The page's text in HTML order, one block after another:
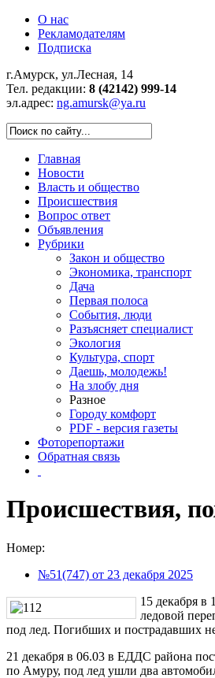
О нас
Рекламодателям
Подписка
г.Амурск, ул.Лесная, 14
Тел. редакции: 8 (42142) 999-14
эл.адрес: ng.amursk@ya.ru
Главная
Новости
Власть и общество
Происшествия
Вопрос ответ
Объявления
Рубрики
Закон и общество
Экономика, транспорт
Дача
Первая полоса
События, люди
Разъясняет специалист
Экология
Культура, спорт
Даешь, молодежь!
На злобу дня
Разное
Городу комфорт
PDF - версия газеты
Фоторепортажи
Обратная связь
Происшествия,
Номер:
№51(747) от 23 декабря 2025
15 декабря
ледовой
под лед. Погибших и пострадавших
21 декабря в 06.03 в ЕДДС района
по Амуру, под лед ушли два